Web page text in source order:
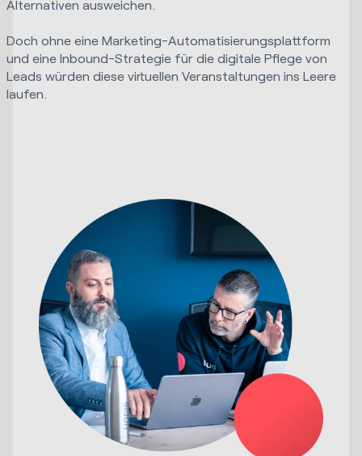
Alternativen ausweichen.
Doch ohne eine Marketing-Automatisierungsplattform
und eine Inbound-Strategie für die digitale Pflege von
Leads würden diese virtuellen Veranstaltungen ins Leere
laufen.